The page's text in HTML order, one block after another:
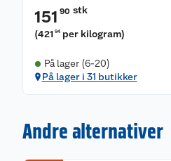
151 90 stk
(421 94 per kilogram)
På lager (6-20)
På lager i 31 butikker
Andre alternativer